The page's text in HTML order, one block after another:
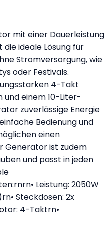
mit einer Dauerleistung
die ideale Lösung für
Stromversorgung, wie
oder Festivals.
4-Takt
und einem 10-Liter-
zuverlässige Energie
Bedienung und
einen
Generator ist zudem
und passt in jeden
Leistung: 2050W
Steckdosen: 2x
4-Taktrn•